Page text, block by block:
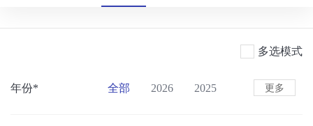
多选模式
年份* 全部 2026
2025
更多